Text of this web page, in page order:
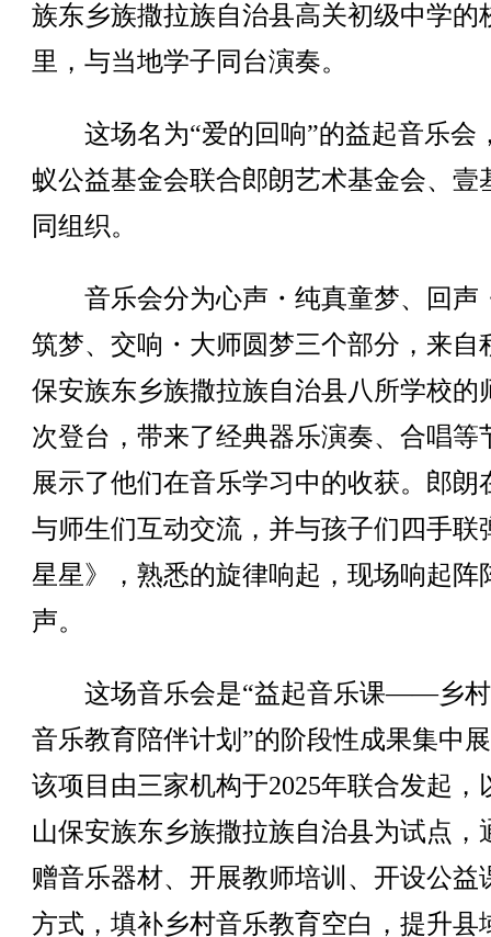
族东乡族撒拉族自治县高关初级中学的
里，与当地学子同台演奏。
这场名为“爱的回响”的益起音乐会
蚁公益基金会联合郎朗艺术基金会、壹
同组织。
音乐会分为心声・纯真童梦、回声
筑梦、交响・大师圆梦三个部分，来自
保安族东乡族撒拉族自治县八所学校的
次登台，带来了经典器乐演奏、合唱等
展示了他们在音乐学习中的收获。郎朗
与师生们互动交流，并与孩子们四手联
星星》，熟悉的旋律响起，现场响起阵
声。
这场音乐会是“益起音乐课——乡村
音乐教育陪伴计划”的阶段性成果集中
该项目由三家机构于2025年联合发起，
山保安族东乡族撒拉族自治县为试点，
赠音乐器材、开展教师培训、开设公益
方式，填补乡村音乐教育空白，提升县